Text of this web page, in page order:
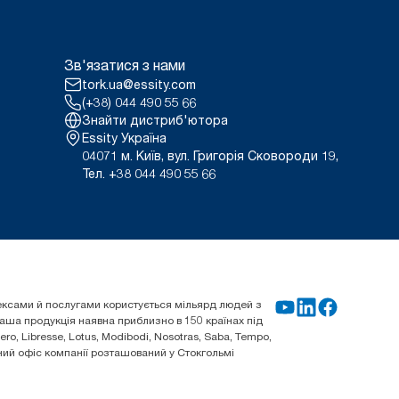
Зв'язатися з нами
tork.ua@essity.com
(+38) 044 490 55 66
Знайти дистриб'ютора
Essity Україна
04071 м. Київ, вул. Григорія Сковороди 19,
Тел. +38 044 490 55 66
й послугами користується мільярд людей з
продукція наявна приблизно в 150 країнах під
Libresse, Lotus, Modibodi, Nosotras, Saba, Tempo,
офіс компанії розташований у Стокгольмі